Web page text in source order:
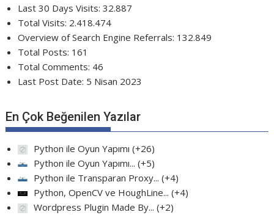
Last 30 Days Visits:32.887
Total Visits: 2.418.474
Overview of Search Engine Referrals: 132.849
Total Posts: 161
Total Comments: 46
Last Post Date: 5 Nisan 2023
En Çok Beğenilen Yazılar
Python ile Oyun Yapımı +26
Python ile Oyun Yapımı... +5
Python ile Transparan Proxy... +4
Python, OpenCV ve HoughLine... +4
Wordpress Plugin Made By... +2